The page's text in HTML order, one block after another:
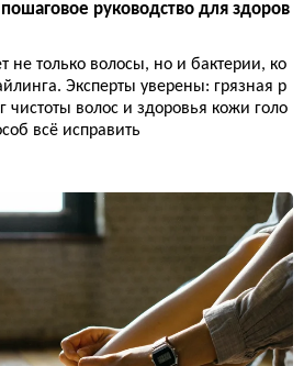
пошаговое руководство для здоров
не только волосы, но и бактерии, ко
Эксперты уверены: грязная р
чистоты волос и здоровья кожи голо
всё исправить